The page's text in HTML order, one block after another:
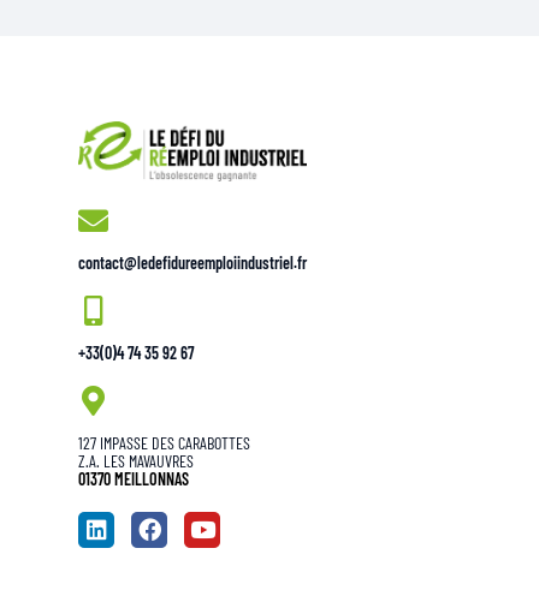
contact@ledefidureemploiindustriel.fr
+33(0)4 74 35 92 67
127 IMPASSE DES CARABOTTES
Z.A. LES MAVAUVRES
01370 MEILLONNAS